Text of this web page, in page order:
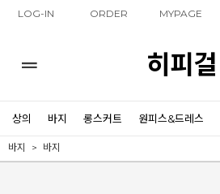
LOG-IN ORDER MYPAGE
히피걸
상의 바지 롱스커트 원피스&드레스
바지 바지